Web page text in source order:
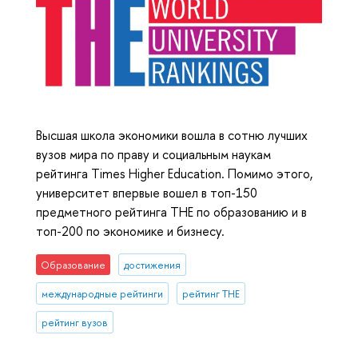
Высшая школа экономики вошла в сотню лучших
вузов мира по праву и социальным наукам
рейтинга Times Higher Education. Помимо этого,
университет впервые вошел в топ-150
предметного рейтинга ТНЕ по образованию и в
топ-200 по экономике и бизнесу.
Образование достижения
международные рейтинги рейтинг THE
рейтинг вузов